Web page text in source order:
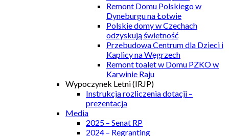
Remont Domu Polskiego w
Dyneburgu na Łotwie
Polskie domy w Czechach
odzyskują świetność
Przebudowa Centrum dla Dzieci i
Kaplicy na Węgrzech
Remont toalet w Domu PZKO w
Karwinie Raju
Wypoczynek Letni (IRJP)
Instrukcja rozliczenia dotacji –
prezentacja
Media
2025 – Senat RP
2024 – Regranting